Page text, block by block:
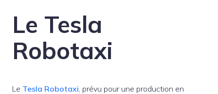
Le Tesla
Robotaxi
Le Tesla Robotaxi , prévu pour une production en